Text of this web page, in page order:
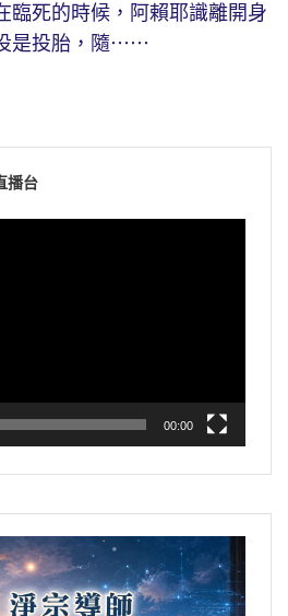
臨死的時候，阿賴耶識離開身
是投胎，隨⋯⋯
播台
00:00